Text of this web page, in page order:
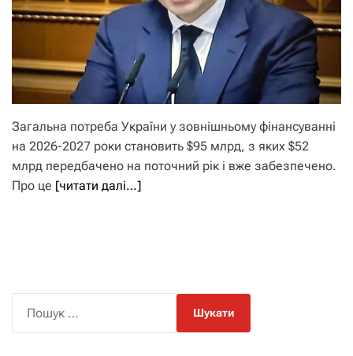
Загальна потреба України у зовнішньому фінансуванні
на 2026-2027 роки становить $95 млрд, з яких $52
млрд передбачено на поточний рік і вже забезпечено.
Про це [читати далі…]